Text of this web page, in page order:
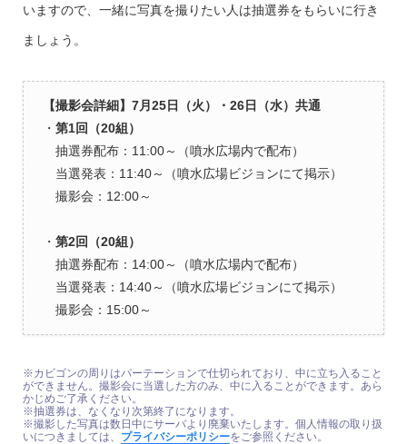
いますので、一緒に写真を撮りたい人は抽選券をもらいに行き
ましょう。
【撮影会詳細】7月25日（火）・26日（水）共通
・ 第1回（20組）
抽選券配布：11:00～（噴水広場内で配布）
当選発表：11:40～（噴水広場ビジョンにて掲示）
撮影会：12:00～
・ 第2回（20組）
抽選券配布：14:00～（噴水広場内で配布）
当選発表：14:40～（噴水広場ビジョンにて掲示）
撮影会：15:00～
※カビゴンの周りはパーテーションで仕切られており、中に立ち入ること
ができません。撮影会に当選した方のみ、中に入ることができます。あら
かじめご了承ください。
※抽選券は、なくなり次第終了になります。
※撮影した写真は数日中にサーバより廃棄いたします。個人情報の取り扱
いにつきましては、 プライバシーポリシーをご参照ください。